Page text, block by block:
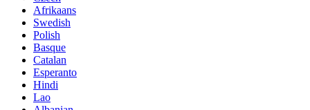
Afrikaans
Swedish
Polish
Basque
Catalan
Esperanto
Hindi
Lao